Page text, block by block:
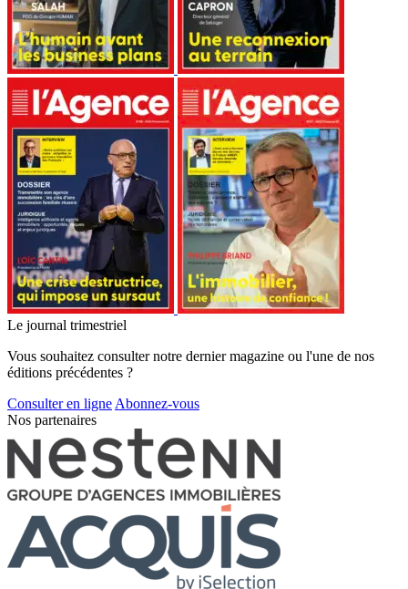
Le journal trimestriel
Vous souhaitez consulter notre dernier magazine ou l'une de nos
éditions précédentes ?
Consulter en ligne Abonnez-vous
Nos partenaires